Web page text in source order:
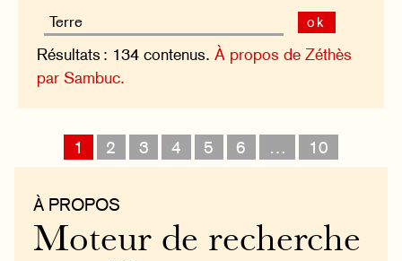
ok
Résultats : 134 contenus.À propos de Zéthès
par Sambuc.
1 2 3 4 5 6 … 10
À PROPOS
Moteur de recherche